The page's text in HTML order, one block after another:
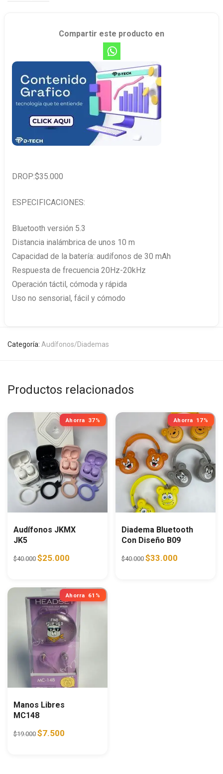
Compartir este producto en
DROP:$35.000
ESPECIFICACIONES:
Bluetooth versión 5.3
Distancia inalámbrica de unos 10 m
Capacidad de la batería: audífonos de 30 mAh
Respuesta de frecuencia 20Hz-20kHz
Operación táctil, cómoda y rápida
Uso no sensorial, fácil y cómodo
Categoría: Audífonos/Diademas
Productos relacionados
Ahorra 37%
Audífonos JKMX
JK5
$40.000 Original price was: $40.000.
$25.000 Current price is: $25.000.
Ahorra 17%
Diadema Bluetooth
Con Diseño B09
$40.000 Original price was:
$33.000
Ahorra 61%
Manos Libres
MC148
$19.000 Original price was: $19.000.
$7.500